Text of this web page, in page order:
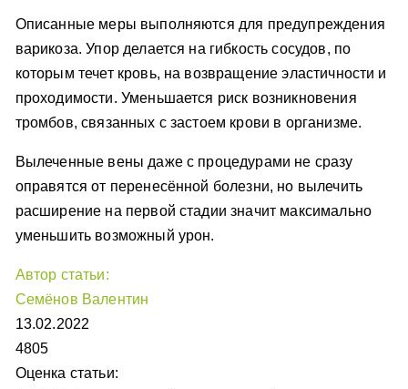
Описанные меры выполняются для предупреждения
варикоза. Упор делается на гибкость сосудов, по
которым течет кровь, на возвращение эластичности и
проходимости. Уменьшается риск возникновения
тромбов, связанных с застоем крови в организме.
Вылеченные вены даже с процедурами не сразу
оправятся от перенесённой болезни, но вылечить
расширение на первой стадии значит максимально
уменьшить возможный урон.
Автор статьи:
Семёнов Валентин
13.02.2022
4805
Оценка статьи: